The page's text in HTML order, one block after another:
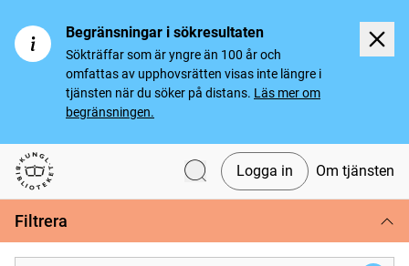
Begränsningar i sökresultaten
Sökträffar som är yngre än 100 år och
omfattas av upphovsrätten visas inte längre i
tjänsten när du söker på distans. Läs mer om
begränsningen.
Svenska tidningar
Logga in Om tjänsten
Filtrera